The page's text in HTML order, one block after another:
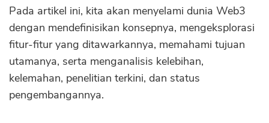
Kredit Usaha
Pinjaman Online
Broker Forex
Sekuritas Saham
Bank Digital
4. Tokenisasi
Tujuan Web3
1. Meningkatkan Kepemilikan Pengguna
2. Meningkatkan Transparansi
3. Mendorong Inovasi
Pada artikel ini, kita akan menyelami dunia Web3
dengan mendefinisikan konsepnya, mengeksplorasi
fitur-fitur yang ditawarkannya, memahami tujuan
utamanya, serta menganalisis kelebihan,
kelemahan, penelitian terkini, dan status
pengembangannya.